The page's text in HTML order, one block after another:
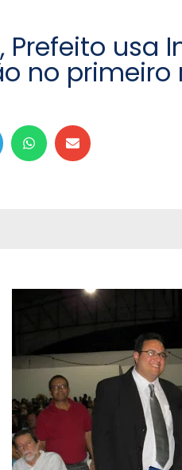
Prefeito
no primeiro